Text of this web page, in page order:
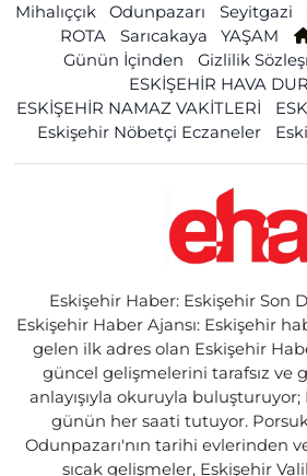
Mihalıççık
Odunpazarı Seyitgazi
ROTA
Sarıcakaya YAŞAM
Günün İçinden
Gizlilik
ESKİŞEHİR HAVA
ESKİŞEHİR NAMAZ VAKİTLERİ
Eskişehir Nöbetçi Eczaneler
Eskişehir Haber: Eskişehir Son
Eskişehir Haber Ajansı: Eskişehir
gelen ilk adres olan Eskişehir
güncel gelişmelerini tarafsız ve
anlayışıyla okuruyla buluşturuyor;
günün her saati tutuyor. Porsuk
Odunpazarı'nın tarihi evlerinden
sıcak gelişmeler, Eskişehir